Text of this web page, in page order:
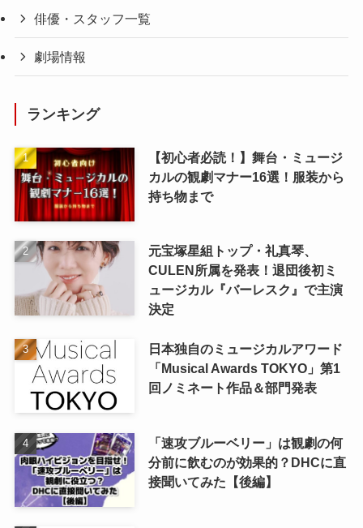
俳優・スタッフ一覧
劇場情報
ランキング
【初心者必読！】舞台・ミュージ
カルの観劇マナー16選！服装から
持ち物まで
元宝塚星組トップ・礼真琴、
CULEN所属を発表！退団後初ミ
ュージカル『バーレスク』で主演
決定
日本独自のミュージカルアワード
「Musical Awards TOKYO」第1
回ノミネート作品＆部門発表
「速攻ブルーベリー」は観劇の何
分前に飲むのが効果的？DHCに直
接聞いてみた【後編】